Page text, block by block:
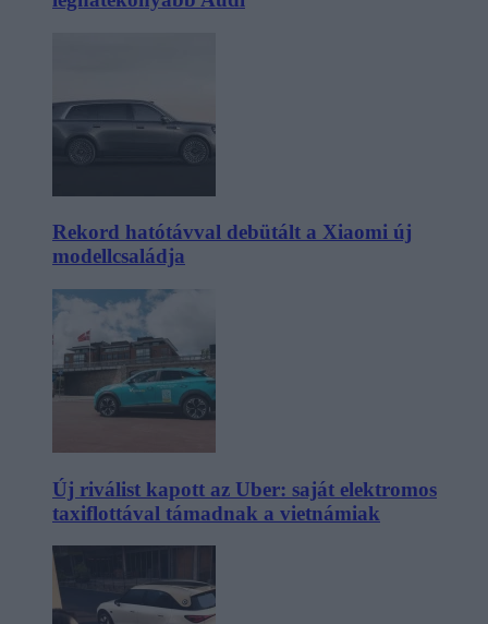
Rekord hatótávval debütált a Xiaomi új
modellcsaládja
Új riválist kapott az Uber: saját elektromos
taxiflottával támadnak a vietnámiak